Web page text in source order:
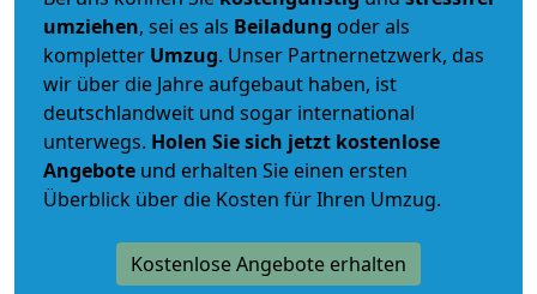
umziehen, sei es als Beiladung oder als
kompletter Umzug. Unser Partnernetzwerk, das
wir über die Jahre aufgebaut haben, ist
deutschlandweit und sogar international
unterwegs. Holen Sie sich jetzt kostenlose
Angebote und erhalten Sie einen ersten
Überblick über die Kosten für Ihren Umzug.
Kostenlose Angebote erhalten